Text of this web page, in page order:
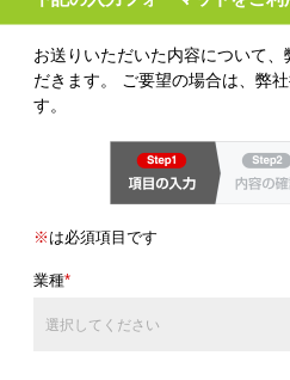
お送りいただいた内容について
だきます。 ご要望の場合は、弊
す。
※ は必須項目です
業種*